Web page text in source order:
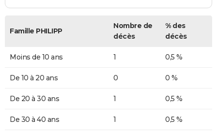
Famille PHILIPP
Nombre de
décès
% des
décès
Moins de 10 ans 1 0,5 %
De 10 à 20 ans 0 0 %
De 20 à 30 ans 1 0,5 %
De 30 à 40 ans 1 0,5 %